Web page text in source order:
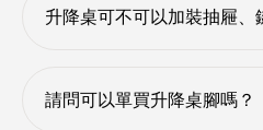
升降桌可不可以加裝抽屜、
請問可以單買升降桌腳嗎？